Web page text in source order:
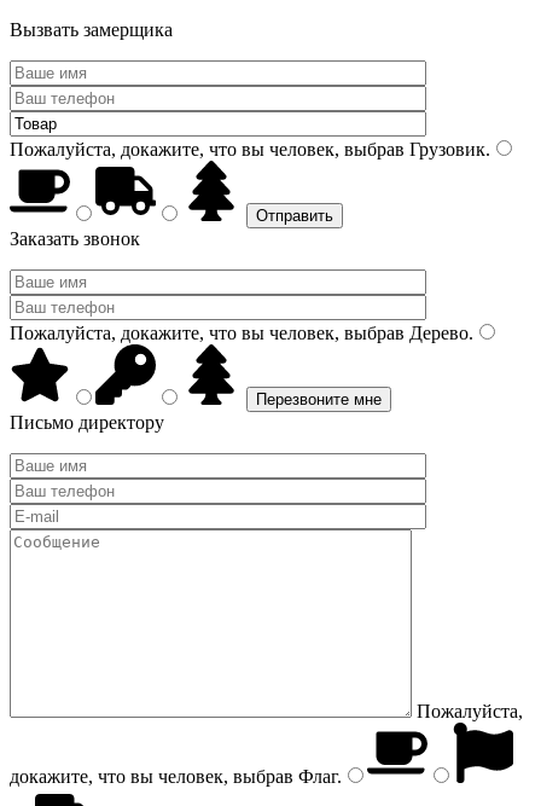
Вызвать замерщика
Пожалуйста, докажите, что вы человек, выбрав Грузовик.
Заказать звонок
Пожалуйста, докажите, что вы человек, выбрав Дерево.
Письмо директору
Пожалуйста,
докажите, что вы человек, выбрав Флаг.